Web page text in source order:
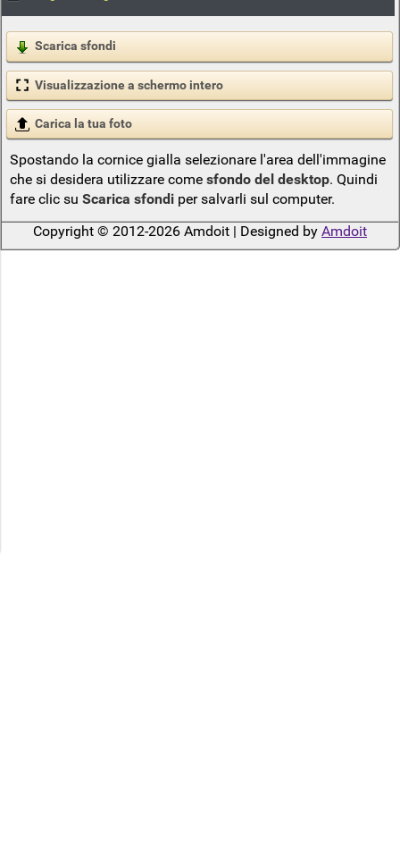
Scarica sfondi
Visualizzazione a schermo intero
Carica la tua foto
Spostando la cornice gialla selezionare l'area dell'immagine
che si desidera utilizzare come sfondo del desktop. Quindi
fare clic su Scarica sfondiper salvarli sul computer.
Copyright © 2012-2026 Amdoit | Designed by Amdoit